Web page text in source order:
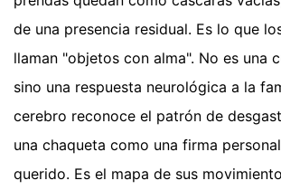
de una presencia residual. Es lo que
llaman "objetos con alma". No es una
sino una respuesta neurológica a la
cerebro reconoce el patrón de
una chaqueta como una firma
querido. Es el mapa de sus